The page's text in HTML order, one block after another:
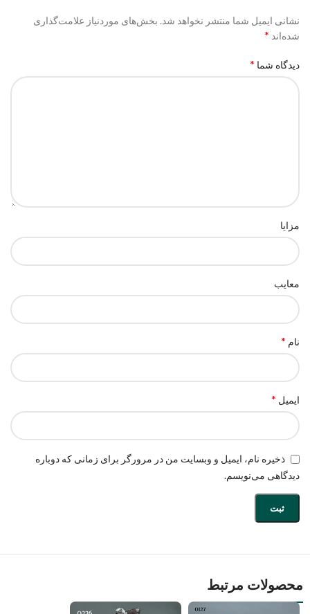
نشانی ایمیل شما منتشر نخواهد شد. بخش‌های موردنیاز علامت‌گذاری
شده‌اند *
دیدگاه شما *
مزایا
معایب
نام *
ایمیل *
ذخیره نام، ایمیل و وبسایت من در مرورگر برای زمانی که دوباره
دیدگاهی می‌نویسم.
محصولات مرتبط